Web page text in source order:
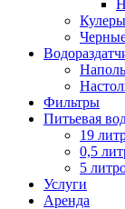
Фильтры
Питьевая
19
0,5
5
Услуги
Аренда